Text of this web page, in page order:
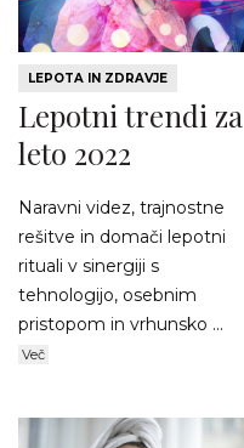
LEPOTA IN ZDRAVJE
Lepotni trendi za
leto 2022
Naravni videz, trajnostne
rešitve in domači lepotni
rituali v sinergiji s
tehnologijo, osebnim
pristopom in vrhunsko ...
Več